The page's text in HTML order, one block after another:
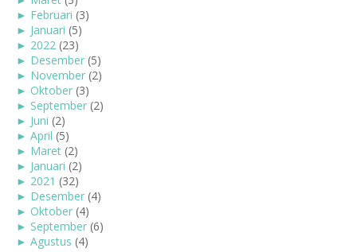
► Februari (3)
► Januari (5)
► 2022 (23)
► Desember (5)
► November (2)
► Oktober (3)
► September (2)
► Juni (2)
► April (5)
► Maret (2)
► Januari (2)
► 2021 (32)
► Desember (4)
► Oktober (4)
► September (6)
► Agustus (4)